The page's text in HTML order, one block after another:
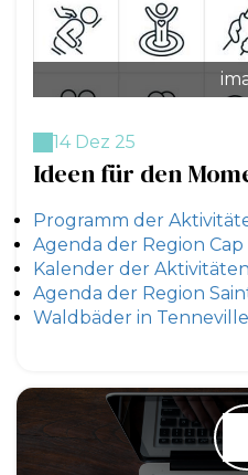
14 Dez 25
Ideen für den
Programm der
Agenda der Region
Kalender der
Agenda der Region
Waldbäder in Tenneville